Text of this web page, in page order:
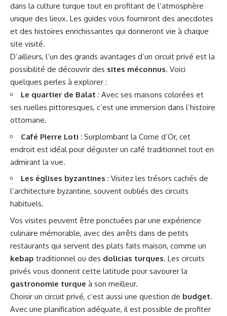
dans la culture turque tout en profitant de l’atmosphère
unique des lieux. Les guides vous fourniront des anecdotes
et des histoires enrichissantes qui donneront vie à chaque
site visité.
D’ailleurs, l’un des grands avantages d’un circuit privé est la
possibilité de découvrir des sites méconnus. Voici
quelques perles à explorer :
Le quartier de Balat : Avec ses maisons colorées et
ses ruelles pittoresques, c’est une immersion dans l’histoire
ottomane.
Café Pierre Loti : Surplombant la Corne d’Or, cet
endroit est idéal pour déguster un café traditionnel tout en
admirant la vue.
Les églises byzantines : Visitez les trésors cachés de
l’architecture byzantine, souvent oubliés des circuits
habituels.
Vos visites peuvent être ponctuées par une expérience
culinaire mémorable, avec des arrêts dans de petits
restaurants qui servent des plats faits maison, comme un
kebap traditionnel ou des dolicias turques. Les circuits
privés vous donnent cette latitude pour savourer la
gastronomie turque à son meilleur.
Choisir un circuit privé, c’est aussi une question de budget.
Avec une planification adéquate, il est possible de profiter